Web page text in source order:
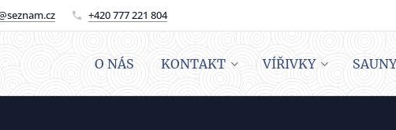
+420 777 221 804
O NÁS KONTAKT VÍŘIVKY SAUNY